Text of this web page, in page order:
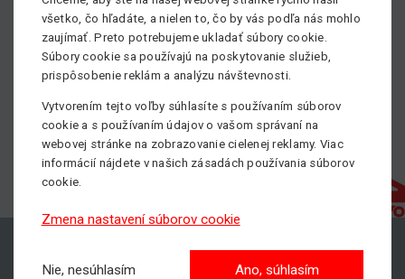
všetko, čo hľadáte, a nielen to, čo by vás podľa nás mohlo
zaujímať. Preto potrebujeme ukladať súbory cookie.
Súbory cookie sa používajú na poskytovanie služieb,
prispôsobenie reklám a analýzu návštevnosti.
Vytvorením tejto voľby súhlasíte s používaním súborov
cookie a s používaním údajov o vašom správaní na
webovej stránke na zobrazovanie cielenej reklamy. Viac
informácií nájdete v našich zásadách používania súborov
cookie.
Zmena nastavení súborov cookie
Nie, nesúhlasím Ano, súhlasím